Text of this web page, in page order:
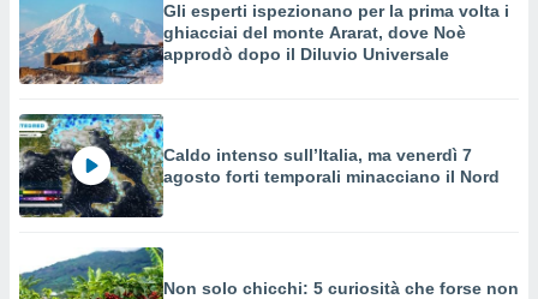
Gli esperti ispezionano per la prima volta i
ghiacciai del monte Ararat, dove Noè
approdò dopo il Diluvio Universale
Caldo intenso sull’Italia, ma venerdì 7
agosto forti temporali minacciano il Nord
Non solo chicchi: 5 curiosità che forse non